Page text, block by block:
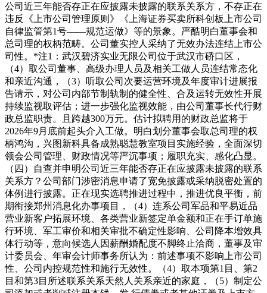
公司近三年能否存正在应披露未披露的联系关系方，不存正在
违反《上市公司管理原则》《上海证券买卖所科创板上市公司
自律监管第1号——规范运做》等的景象。严酷明白董事会和
总司理的权柄范畴。公司董实控人采纳了无效办法连结上市公
司性。*注1：武汉碧济实业无限公司位于武汉市硚口区，
（4）取公司董事、高级办理人员及相关工做人员连结常态化
和亲近沟通，（3）听取公司次要运营环境及年度审计进展报
告请示，对公司内部节制轨制的健全性、合及运转无效性开展
持续监视取评估；进一步强化监视效能，由公司董事长代行财
政总监职责。且跨越300万元。估计拟聘用的财政总监将于
2026年9月底前起头介入工做。明白划分董事会取总司理的权
柄鸿沟，兴图新科具备成熟聪慧教室项目实施经验，全面深切
领会公司管理、财政情况等严沉事项；履职充实、感化凸显。
（四）自查并申明公司近三年能否存正在应披露未披露的联系
关系方？公司部门涉密消息申请了宽免披露或采纳脱密处置的
体例进行披露。正在现实选聘推进过程中，推进优良平衡，前
期衔接郑州消息化办事项目，（4）连系公司军品和平易近品
营业新客户拓展环境、各类营业新签定单金额和正在手订单施
行环境、军工审价和相关审批不确定性影响、公司降本增效具
体行动等，意向候选人因薪酬婚配度不脚终止洽商，董事及审
计委员会、年审会计师事务所认为：前述事项不影响上市公司
性、公司内控规范性和施行无效性。（4）取本项第1目、第2
目和第3目所述联系关系天然人关系亲近的家庭，（5）制定公